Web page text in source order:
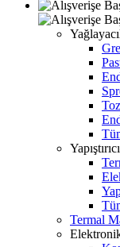
Termal